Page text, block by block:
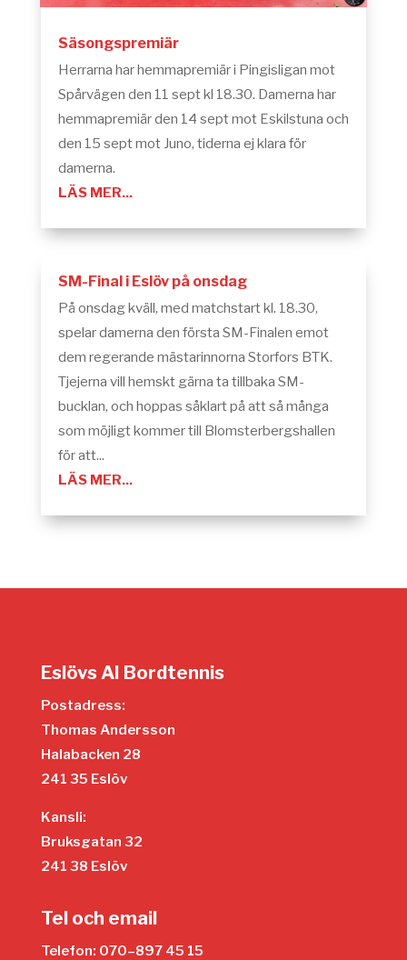
Säsongspremiär
Herrarna har hemmapremiär i Pingisligan mot
Spårvägen den 11 sept kl 18.30. Damerna har
hemmapremiär den 14 sept mot Eskilstuna och
den 15 sept mot Juno, tiderna ej klara för
damerna.
LÄS MER...
SM-Final i Eslöv på onsdag
På onsdag kväll, med matchstart kl. 18.30,
spelar damerna den första SM-Finalen emot
dem regerande mästarinnorna Storfors BTK.
Tjejerna vill hemskt gärna ta tillbaka SM-
bucklan, och hoppas såklart på att så många
som möjligt kommer till Blomsterbergshallen
för att...
LÄS MER...
Eslövs AI Bordtennis
Postadress:
Thomas Andersson
Halabacken 28
241 35 Eslöv
Kansli:
Bruksgatan 32
241 38 Eslöv
Tel och email
Telefon: 070–897 45 15